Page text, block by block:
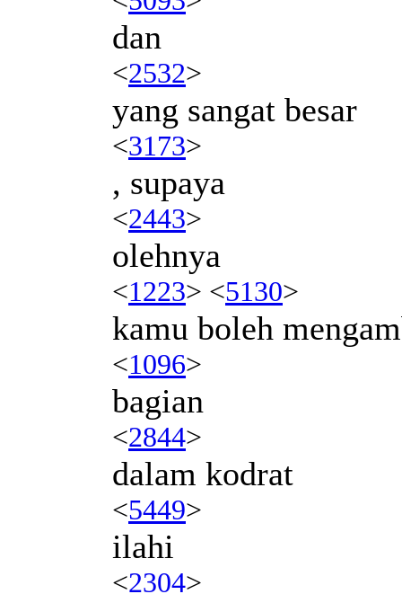
dan
<2532>
yang sangat besar
<3173>
, supaya
<2443>
olehnya
<1223> <5130>
kamu boleh
<1096>
bagian
<2844>
dalam kodrat
<5449>
ilahi
<2304>